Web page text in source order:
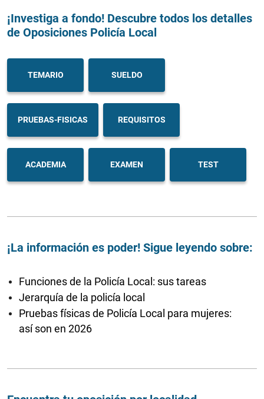
¡Investiga a fondo! Descubre todos los detalles
de Oposiciones Policía Local
TEMARIO SUELDO
PRUEBAS-FISICAS REQUISITOS
ACADEMIA EXAMEN TEST
¡La información es poder! Sigue leyendo sobre:
Funciones de la Policía Local: sus tareas
Jerarquía de la policía local
Pruebas físicas de Policía Local para mujeres:
así son en 2026